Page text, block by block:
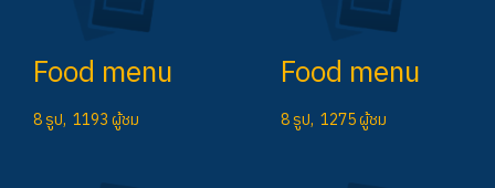
Food menu
8 รูป, 1193 ผู้ชม
Food menu
8 รูป, 1275 ผู้ชม